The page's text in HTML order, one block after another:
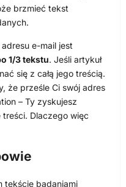
brzmieć tekst
e-mail jest
1/3 tekstu. Jeśli artykuł
się z całą jego treścią.
że prześle Ci swój adres
– Ty zyskujesz
treści. Dlaczego więc
tekście badaniami